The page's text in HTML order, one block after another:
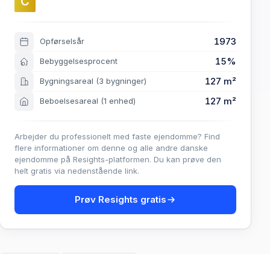
Opførselsår 1973
Bebyggelsesprocent 15%
Bygningsareal (3 bygninger) 127 m²
Beboelsesareal (1 enhed) 127 m²
Arbejder du professionelt med faste ejendomme? Find
flere informationer om denne og alle andre danske
ejendomme på Resights-platformen. Du kan prøve den
helt gratis via nedenstående link.
Prøv Resights gratis